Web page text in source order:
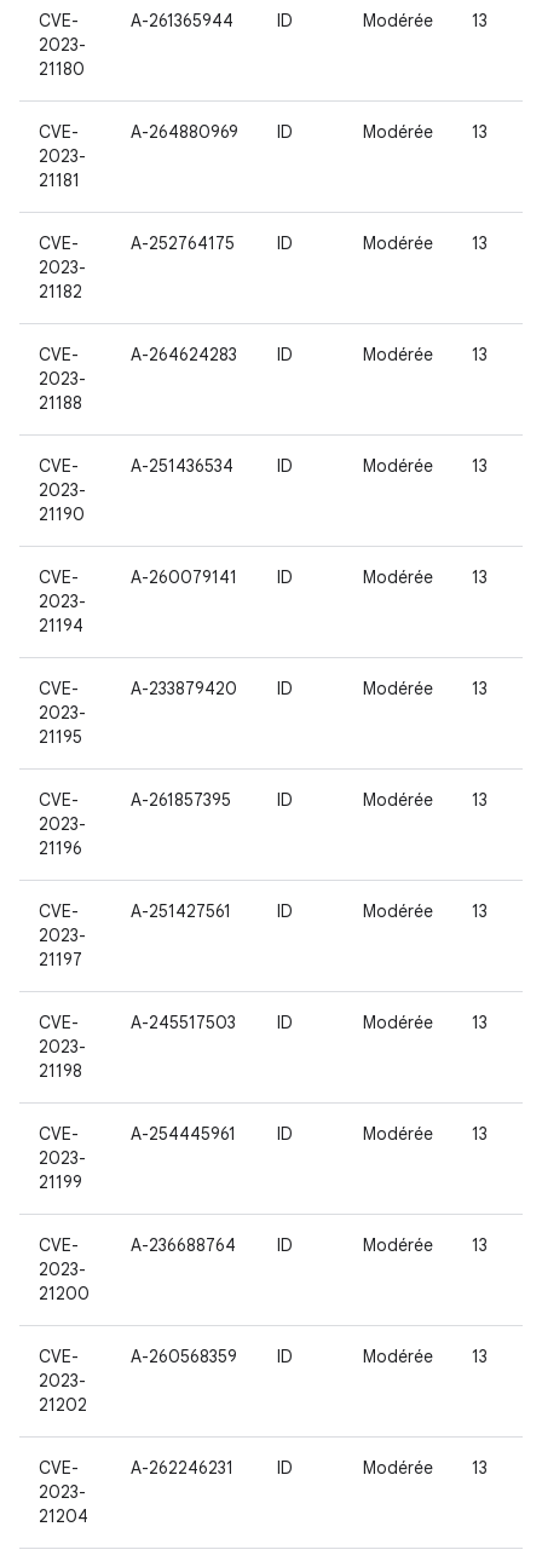
CVE-
2023-
21180
A-261365944 ID Modérée 13
CVE-
2023-
21181
A-264880969 ID Modérée 13
CVE-
2023-
21182
A-252764175 ID Modérée 13
CVE-
2023-
21188
A-264624283 ID Modérée 13
CVE-
2023-
21190
A-251436534 ID Modérée 13
CVE-
2023-
21194
A-260079141 ID Modérée 13
CVE-
2023-
21195
A-233879420 ID Modérée 13
CVE-
2023-
21196
A-261857395 ID Modérée 13
CVE-
2023-
21197
A-251427561 ID Modérée 13
CVE-
2023-
21198
A-245517503 ID Modérée 13
CVE-
2023-
21199
A-254445961 ID Modérée 13
CVE-
2023-
21200
A-236688764 ID Modérée 13
CVE-
2023-
21202
A-260568359 ID Modérée 13
CVE-
2023-
21204
A-262246231 ID Modérée 13